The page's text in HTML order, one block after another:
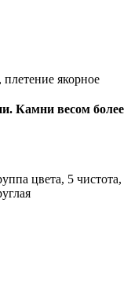
якорное
Камни весом более
цвета, 5 чистота,